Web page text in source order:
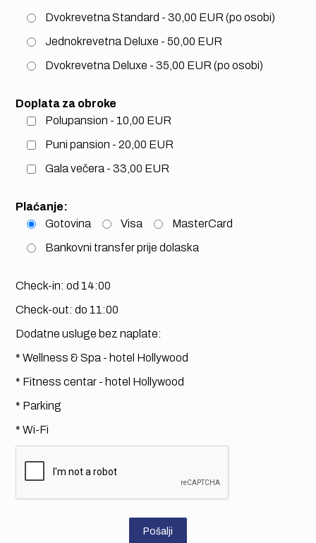
Dvokrevetna Standard - 30,00 EUR (po osobi)
Jednokrevetna Deluxe - 50,00 EUR
Dvokrevetna Deluxe - 35,00 EUR (po osobi)
Doplata za obroke
Polupansion - 10,00 EUR
Puni pansion - 20,00 EUR
Gala večera - 33,00 EUR
Plaćanje:
Gotovina
Visa
MasterCard
Bankovni transfer prije dolaska
Check-in: od 14:00
Check-out: do 11:00
Dodatne usluge bez naplate:
* Wellness & Spa - hotel Hollywood
* Fitness centar - hotel Hollywood
* Parking
* Wi-Fi
Pošalji